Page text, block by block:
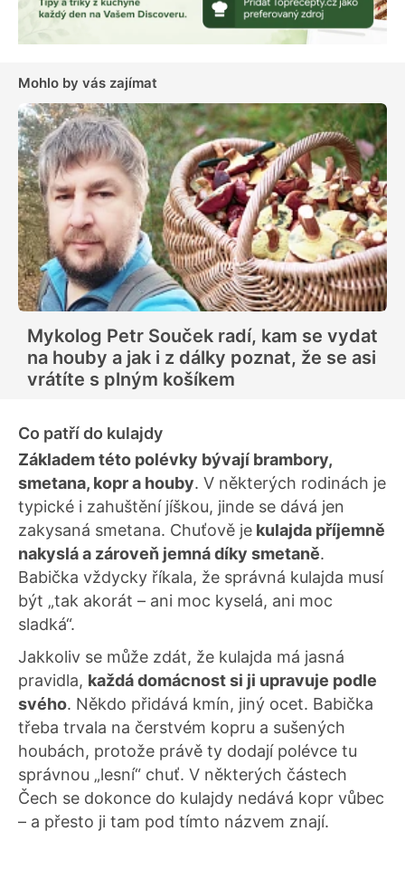
Mohlo by vás zajímat
Mykolog Petr Souček radí, kam se vydat
na houby a jak i z dálky poznat, že se asi
vrátíte s plným košíkem
Co patří do kulajdy
Základem této polévky bývají brambory,
smetana, kopr a houby. V některých rodinách je
typické i zahuštění jíškou, jinde se dává jen
zakysaná smetana. Chuťově je kulajda příjemně
nakyslá a zároveň jemná díky smetaně.
Babička vždycky říkala, že správná kulajda musí
být „tak akorát – ani moc kyselá, ani moc
sladká“.
Jakkoliv se může zdát, že kulajda má jasná
pravidla, každá domácnost si ji upravuje podle
svého. Někdo přidává kmín, jiný ocet. Babička
třeba trvala na čerstvém kopru a sušených
houbách, protože právě ty dodají polévce tu
správnou „lesní“ chuť. V některých částech
Čech se dokonce do kulajdy nedává kopr vůbec
– a přesto ji tam pod tímto názvem znají.